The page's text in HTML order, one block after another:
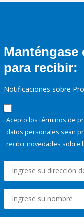
Manténgase
para recibir:
Notificaciones sobre
Acepto los términos de
datos personales sean
recibir novedades sobre